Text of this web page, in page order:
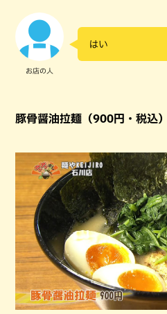
お店の人
はい
豚骨醤油拉麺（900円・税込）